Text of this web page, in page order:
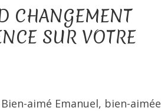
CHANGEMENT
SUR VOTRE
aimé Emanuel, bien-aimée